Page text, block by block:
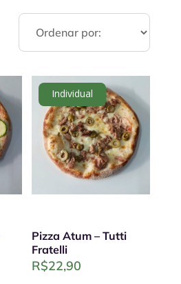
Individual
Pizza Atum – Tutti
Fratelli
R$22,90